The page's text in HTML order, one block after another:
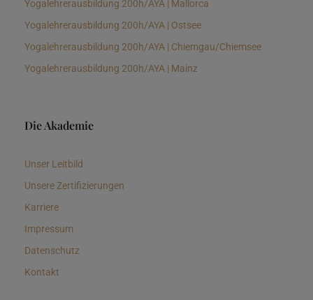
Yogalehrerausbildung 200h/AYA | Mallorca
Yogalehrerausbildung 200h/AYA | Ostsee
Yogalehrerausbildung 200h/AYA | Chiemgau/Chiemsee
Yogalehrerausbildung 200h/AYA | Mainz
Die Akademie
Unser Leitbild
Unsere Zertifizierungen
Karriere
Impressum
Datenschutz
Kontakt